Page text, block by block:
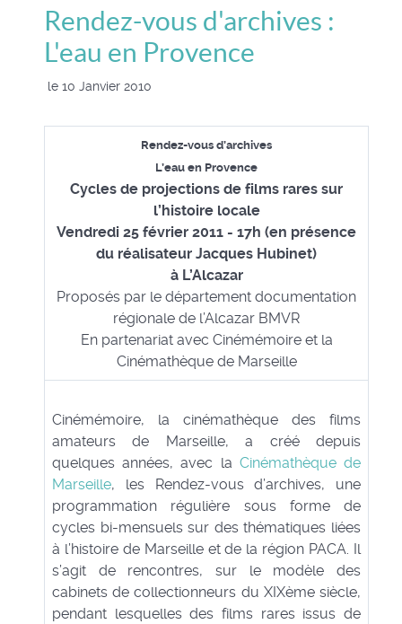
Rendez-vous d'archives :
L'eau en Provence
le 10 Janvier 2010
Rendez-vous d’archives
L’eau en Provence
Cycles de projections de films rares sur
l’histoire locale
Vendredi 25 février 2011 - 17h (en présence
du réalisateur Jacques Hubinet)
à L’Alcazar
Proposés par le département documentation
régionale de l’Alcazar BMVR
En partenariat avec Cinémémoire et la
Cinémathèque de Marseille
Cinémémoire, la cinémathèque des films
amateurs de Marseille, a créé depuis
quelques années, avec la Cinémathèque de
Marseille, les Rendez-vous d’archives, une
programmation régulière sous forme de
cycles bi-mensuels sur des thématiques liées
à l’histoire de Marseille et de la région PACA. Il
s’agit de rencontres, sur le modèle des
cabinets de collectionneurs du XIXème siècle,
pendant lesquelles des films rares issus de